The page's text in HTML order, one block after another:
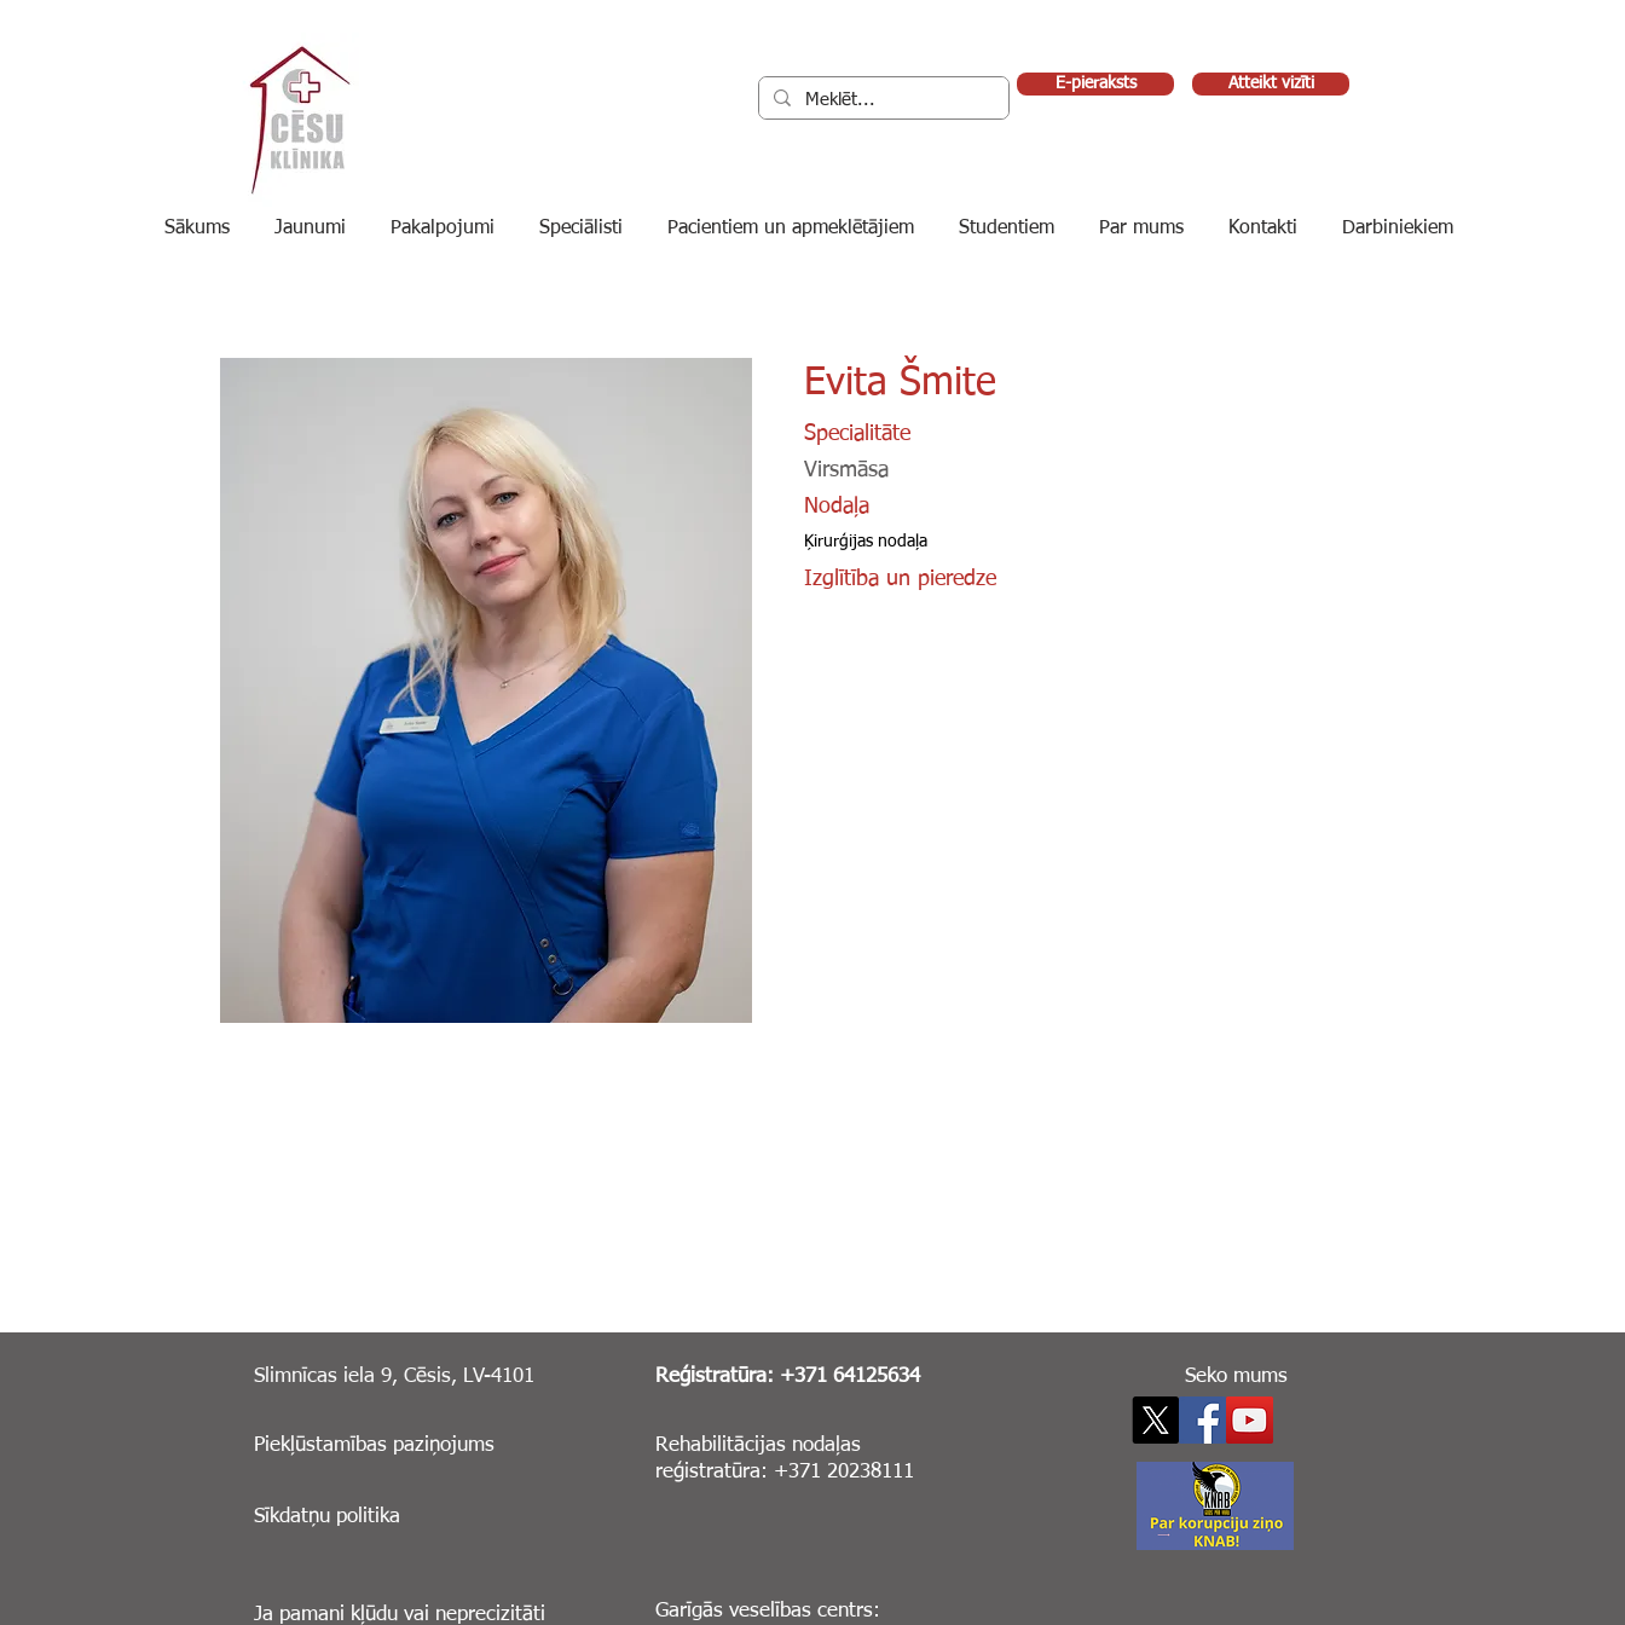
E-pieraksts Atteikt vizīti
Sākums Jaunumi Pakalpojumi Speciālisti Pacientiem un apmeklētājiem Studentiem Par mums Kontakti Darbiniekiem
Evita Šmite
Specialitāte
Virsmāsa
Nodaļa
Ķirurģijas nodaļa
Izglītība un pieredze
Slimnīcas iela 9, Cēsis, LV-4101 Reģistratūra: +371 64125634
Piekļūstamības paziņojums
Sīkdatņu politika
Rehabilitācijas nodaļas
reģistratūra: +371 20238111
Ja pamani kļūdu vai neprecizitāti Garīgās veselības centrs:
Seko mums